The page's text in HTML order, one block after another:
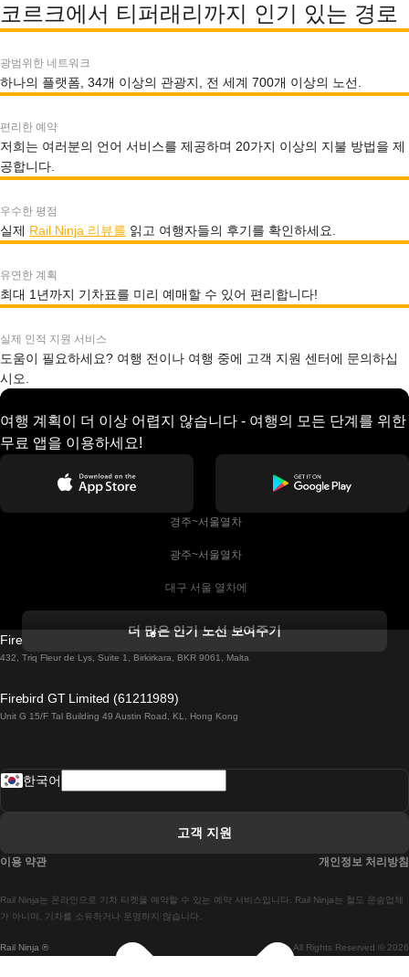
코르크에서 티퍼래리까지 인기 있는 경로
광범위한 네트워크
하나의 플랫폼, 34개 이상의 관광지, 전 세계 700개 이상의 노선.
편리한 예약
저희는 여러분의 언어 서비스를 제공하며 20가지 이상의 지불 방법을 제
공합니다.
우수한 평점
실제 Rail Ninja 리뷰를 읽고 여행자들의 후기를 확인하세요.
유연한 계획
최대 1년까지 기차표를 미리 예매할 수 있어 편리합니다!
실제 인적 지원 서비스
도움이 필요하세요? 여행 전이나 여행 중에 고객 지원 센터에 문의하십
시오.
여행 계획이 더 이상 어렵지 않습니다 - 여행의 모든 단계를 위한
무료 앱을 이용하세요!
경주~서울열차
광주~서울열차
대구 서울 열차에
더블린에서 골웨이 열차
로마에서 나폴리 열차
마드리드-리스본 열차
마드리드에서 바르셀로나로 가는 고속 열차
더 많은 인기 노선 보여주기
Firebird GT Limited (OC 1451)
432, Triq Fleur de Lys, Suite 1, Birkirkara, BKR 9061, Malta
Firebird GT Limited (61211989)
Unit G 15/F Tal Building 49 Austin Road, KL, Hong Kong
Rail Ninja ® All Rights Reserved © 2026
Rail Ninja는 온라인으로 기차 티켓을 예약할 수 있는 예약 서비스입니다. Rail Ninja는 철도 운송업체
가 아니며, 기차를 소유하거나 운영하지 않습니다.
한국어
고객 지원
이용 약관 개인정보 처리방침